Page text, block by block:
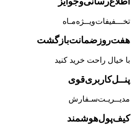
تخـــفیفات‌ویــژه‌مـاه
هفت‌روز‌ضمانت‌بازگشت
با خیال راحت خرید کنید
پنــل‌کاربری‌قوی
مدیــریـت‌سـفارش
کیف‌پول‌هوشمند